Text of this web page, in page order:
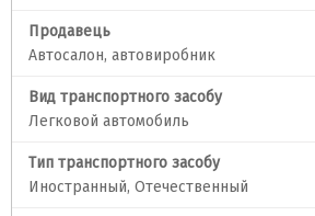
Продавець
Автосалон, автовиробник
Вид транспортного засобу
Легковой автомобиль
Тип транспортного засобу
Иностранный, Отечественный